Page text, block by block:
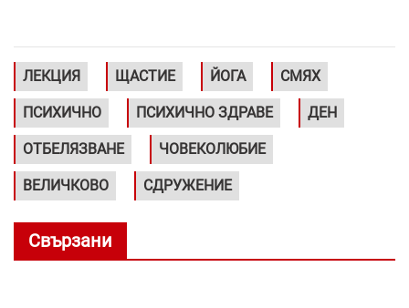
ЛЕКЦИЯ ЩАСТИЕ ЙОГА СМЯХ
ПСИХИЧНО ПСИХИЧНО ЗДРАВЕ ДЕН
ОТБЕЛЯЗВАНЕ ЧОВЕКОЛЮБИЕ
ВЕЛИЧКОВО СДРУЖЕНИЕ
Свързани